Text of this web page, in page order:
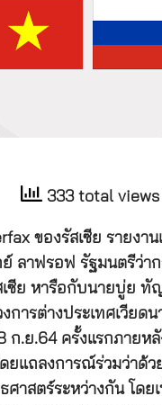
333 total views
ของรัสเซีย รายงา
ย์ ลาฟรอฟ รัฐมนตรีว่า
เซีย หารือกับนายบู่ย ทั
การต่างประเทศเวียดน
ก.ย.64 ครั้งแรกภายห
ดยแถลงการณ์ร่วมว่าด้
ศาสตร์ระหว่างกัน โดย